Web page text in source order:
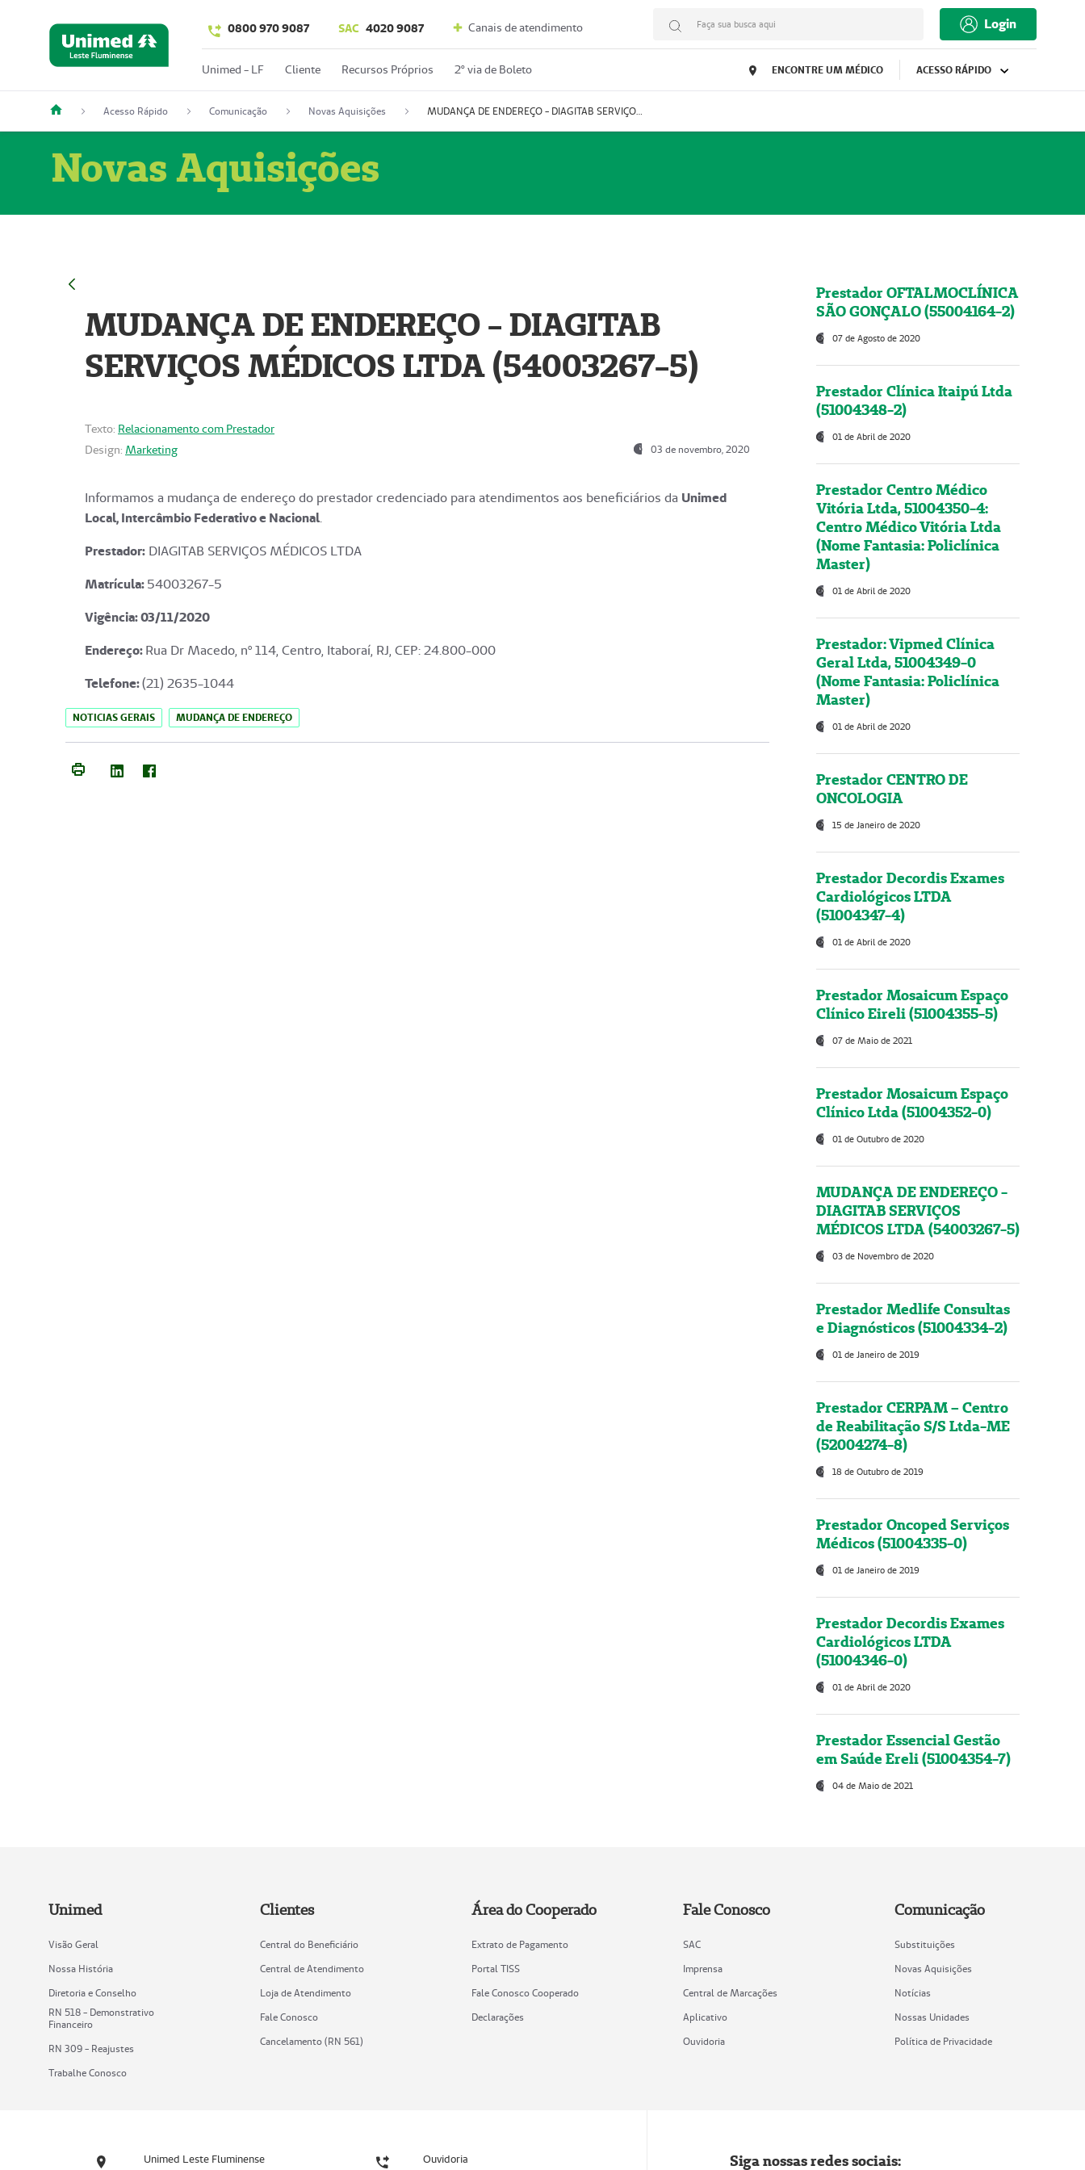
0800 970 9087 SAC 4020 9087 Canais de atendimento Faça sua busca aqui Login
Unimed - LF Cliente Recursos Próprios 2º via de Boleto ENCONTRE UM MÉDICO ACESSO RÁPIDO
Acesso Rápido Comunicação Novas Aquisições MUDANÇA DE ENDEREÇO - DIAGITAB SERVIÇOS MÉDICOS LTDA (54003267-5)
Novas Aquisições
MUDANÇA DE ENDEREÇO - DIAGITAB
SERVIÇOS MÉDICOS LTDA (54003267-5)
Texto: Relacionamento com Prestador
Design: Marketing 03 de novembro, 2020
Informamos a mudança de endereço do prestador credenciado para atendimentos aos beneficiários da Unimed
Local, Intercâmbio Federativo e Nacional.
Prestador: DIAGITAB SERVIÇOS MÉDICOS LTDA
Matrícula:54003267-5
Vigência: 03/11/2020
Endereço:Rua Dr Macedo, nº 114, Centro, Itaboraí, RJ, CEP: 24.800-000
Telefone:(21) 2635-1044
NOTICIAS GERAIS MUDANÇA DE ENDEREÇO
Prestador OFTALMOCLÍNICA
SÃO GONÇALO (55004164-2)
07 de Agosto de 2020
Prestador Clínica Itaipú Ltda
(51004348-2)
01 de Abril de 2020
Prestador Centro Médico
Vitória Ltda, 51004350-4:
Centro Médico Vitória Ltda
(Nome Fantasia: Policlínica
Master)
01 de Abril de 2020
Prestador: Vipmed Clínica
Geral Ltda, 51004349-0
(Nome Fantasia: Policlínica
Master)
01 de Abril de 2020
Prestador CENTRO DE
ONCOLOGIA
15 de Janeiro de 2020
Prestador Decordis Exames
Cardiológicos LTDA
(51004347-4)
01 de Abril de 2020
Prestador Mosaicum Espaço
Clínico Eireli (51004355-5)
07 de Maio de 2021
Prestador Mosaicum Espaço
Clínico Ltda (51004352-0)
01 de Outubro de 2020
MUDANÇA DE ENDEREÇO -
DIAGITAB SERVIÇOS
MÉDICOS LTDA (54003267-5)
03 de Novembro de 2020
Prestador Medlife Consultas
e Diagnósticos (51004334-2)
01 de Janeiro de 2019
Prestador CERPAM – Centro
de Reabilitação S/S Ltda-ME
(52004274-8)
18 de Outubro de 2019
Prestador Oncoped Serviços
Médicos (51004335-0)
01 de Janeiro de 2019
Prestador Decordis Exames
Cardiológicos LTDA
(51004346-0)
01 de Abril de 2020
Prestador Essencial Gestão
em Saúde Ereli (51004354-7)
04 de Maio de 2021
Unimed
Visão Geral
Nossa História
Diretoria e Conselho
RN 518 - Demonstrativo
Financeiro
RN 309 - Reajustes
Trabalhe Conosco
Clientes
Central do Beneficiário
Central de Atendimento
Loja de Atendimento
Fale Conosco
Cancelamento (RN 561)
Área do Cooperado
Extrato de Pagamento
Portal TISS
Fale Conosco Cooperado
Declarações
Fale Conosco
SAC
Imprensa
Central de Marcações
Aplicativo
Ouvidoria
Comunicação
Substituições
Novas Aquisições
Notícias
Nossas Unidades
Política de Privacidade
Unimed Leste Fluminense Ouvidoria Siga nossas redes sociais: